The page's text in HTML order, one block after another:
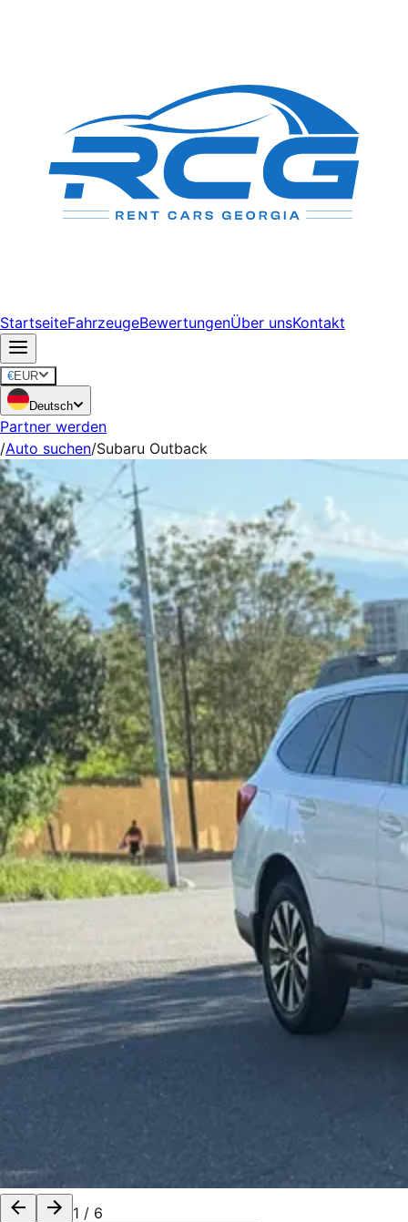
StartseiteFahrzeugeBewertungenÜber unsKontakt
€EUR
Deutsch
Partner werden
/Auto suchen/Subaru Outback
1 / 6